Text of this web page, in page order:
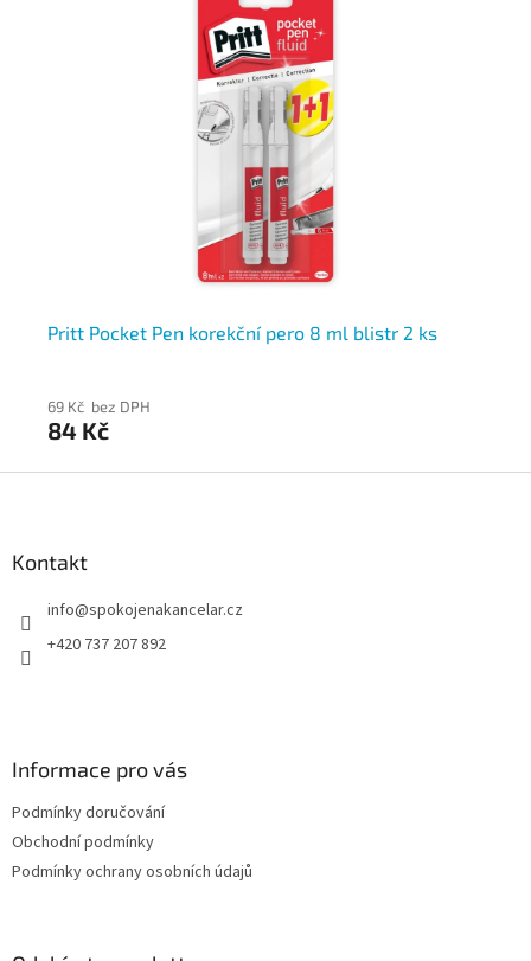
Pritt Pocket Pen korekční pero 8 ml blistr 2 ks
69 Kč bez DPH
84 Kč
Kontakt
info@spokojenakancelar.cz
+420 737 207 892
Informace pro vás
Podmínky doručování
Obchodní podmínky
Podmínky ochrany osobních údajů